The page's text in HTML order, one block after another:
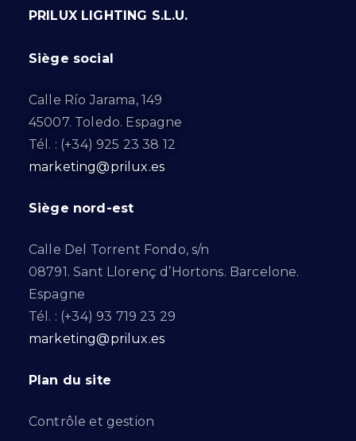
PRILUX LIGHTING S.L.U.
Siège social
Calle Río Jarama, 149
45007. Toledo. Espagne
Tél. : (+34) 925 23 38 12
marketing@prilux.es
Siège nord-est
Calle Del Torrent Fondo, s/n
08791. Sant Llorenç d’Hortons. Barcelone.
Espagne
Tél. : (+34) 93 719 23 29
marketing@prilux.es
Plan du site
Contrôle et gestion